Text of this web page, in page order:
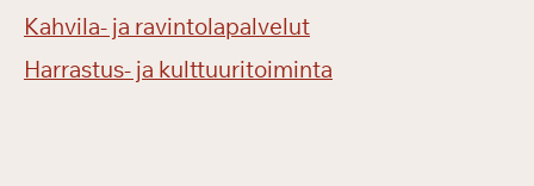
Kahvila- ja ravintolapalvelut
Harrastus- ja kulttuuritoiminta